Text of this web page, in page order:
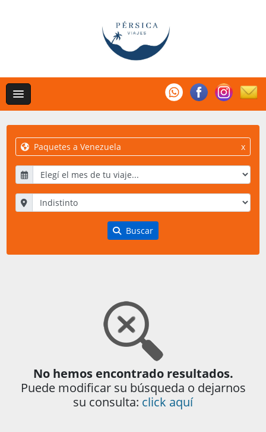
Paquetes a Venezuela x
Buscar
No hemos encontrado resultados.
Puede modificar su búsqueda o dejarnos
su consulta: click aquí